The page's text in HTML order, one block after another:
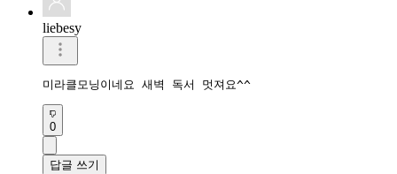
liebesy
미라클모닝이네요 새벽 독서 멋져요^^
0
답글 쓰기